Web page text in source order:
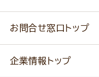
みなさまのレシピはこちら
キャンペーン
お問合せ窓口トップ
企業情報トップ